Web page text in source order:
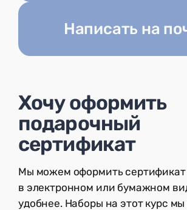
Написать на
Хочу оформить
подарочный
сертификат
Мы можем оформить сертификат
в электронном или бумажном
удобнее. Наборы на этот курс